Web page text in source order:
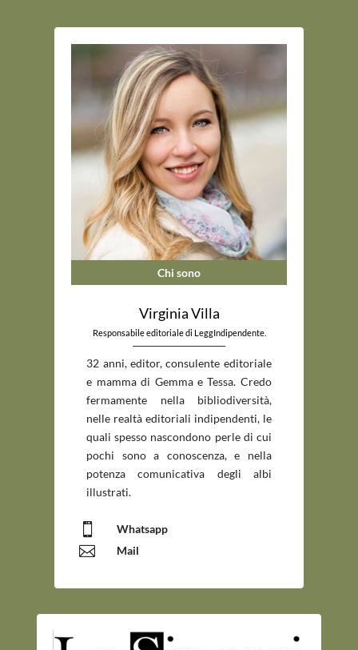
Chi sono
Virginia Villa
Responsabile editoriale di LeggIndipendente.
32 anni, editor, consulente editoriale
e mamma di Gemma e Tessa. Credo
fermamente nella bibliodiversità,
nelle realtà editoriali indipendenti, le
quali spesso nascondono perle di cui
pochi sono a conoscenza, e nella
potenza comunicativa degli albi
illustrati.
 Whatsapp
 Mail